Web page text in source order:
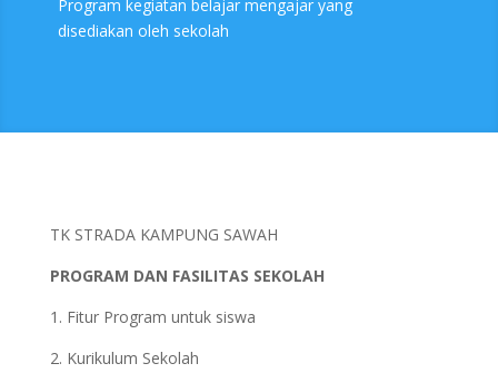
Program kegiatan belajar mengajar yang
disediakan oleh sekolah
TK STRADA KAMPUNG SAWAH
PROGRAM DAN FASILITAS SEKOLAH
1. Fitur Program untuk siswa
2. Kurikulum Sekolah